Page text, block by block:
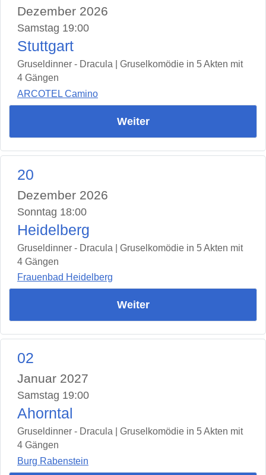
Dezember 2026
Samstag 19:00
Stuttgart
Gruseldinner - Dracula | Gruselkomödie in 5 Akten mit
4 Gängen
ARCOTEL Camino
Weiter
20
Dezember 2026
Sonntag 18:00
Heidelberg
Gruseldinner - Dracula | Gruselkomödie in 5 Akten mit
4 Gängen
Frauenbad Heidelberg
Weiter
02
Januar 2027
Samstag 19:00
Ahorntal
Gruseldinner - Dracula | Gruselkomödie in 5 Akten mit
4 Gängen
Burg Rabenstein